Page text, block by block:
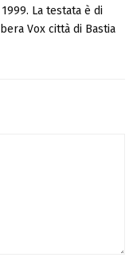
La testata è di
Vox città di Bastia